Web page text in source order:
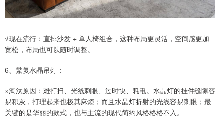
√现在流行：直排沙发 + 单人椅组合，这种布局更灵活，空间感更加
宽松，布局也可以随时调整。
6、繁复水晶吊灯：
×淘汰原因：难打扫、光线刺眼、过时快、耗电。水晶灯的挂件缝隙容
易积灰，打理起来也极其麻烦；而且水晶灯折射的光线容易刺眼；最
关键的是华丽的款式，也与主流的现代简约风格格格不入。